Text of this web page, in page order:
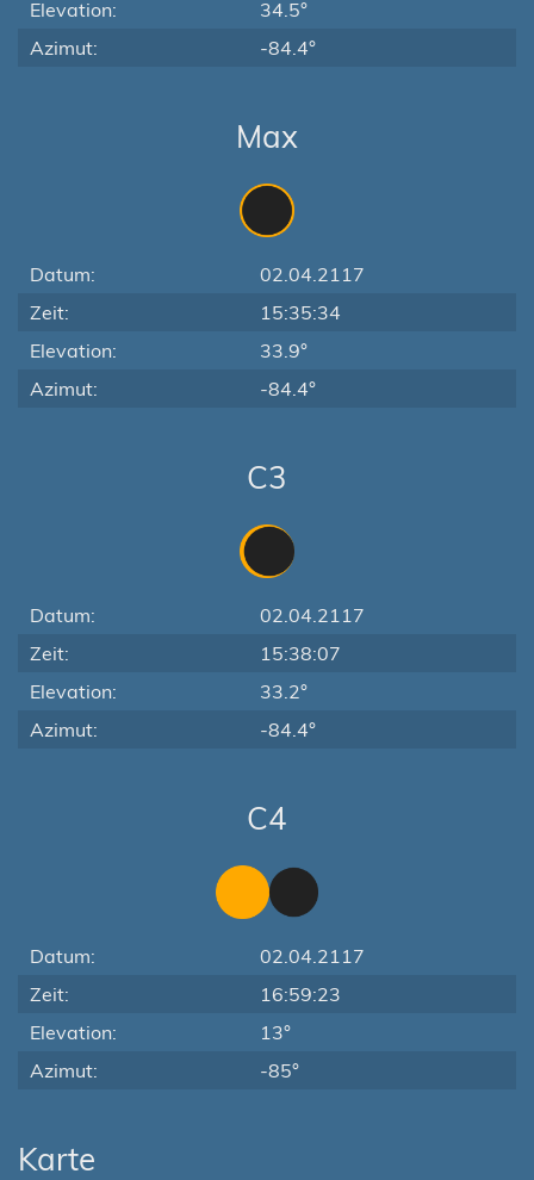
Elevation:
34.5°
Azimut:
-84.4°
Max
Datum:
02.04.2117
Zeit:
15:35:34
Elevation:
33.9°
Azimut:
-84.4°
C3
Datum:
02.04.2117
Zeit:
15:38:07
Elevation:
33.2°
Azimut:
-84.4°
C4
Datum:
02.04.2117
Zeit:
16:59:23
Elevation:
13°
Azimut:
-85°
Karte